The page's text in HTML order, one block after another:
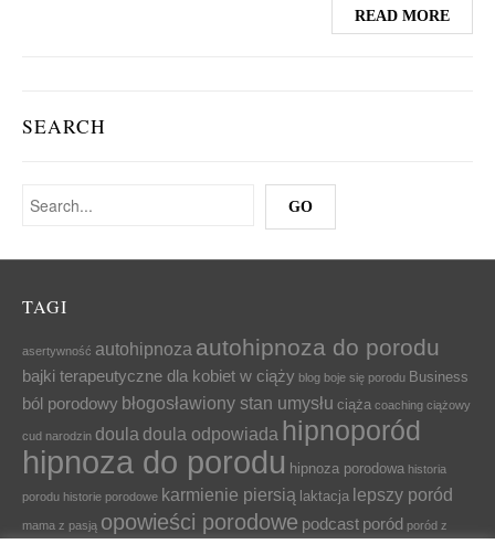
READ MORE
SEARCH
TAGI
asertywność autohipnoza autohipnoza do porodu
bajki terapeutyczne dla kobiet w ciąży blog boje się porodu Business
ból porodowy błogosławiony stan umysłu ciąża coaching ciążowy
cud narodzin doula doula odpowiada hipnoporód
hipnoza do porodu hipnoza porodowa historia
porodu historie porodowe karmienie piersią laktacja lepszy poród
mama z pasją opowieści porodowe podcast poród poród z